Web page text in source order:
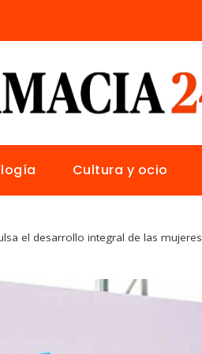
Cultura y ocio
el desarrollo integral de las mujeres